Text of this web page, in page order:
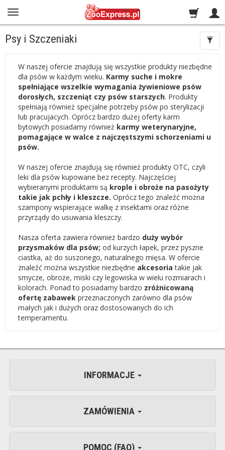
Psy i Szczeniaki
W naszej ofercie znajdują się wszystkie produkty niezbędne
dla psów w każdym wieku. Karmy suche i mokre
spełniające wszelkie wymagania żywieniowe psów
dorosłych, szczeniąt czy psów starszych. Produkty
spełniają również specjalne potrzeby psów po sterylizacji
lub pracujacych. Oprócz bardzo dużej oferty karm
bytowych posiadamy również karmy weterynaryjne,
pomagające w walce z najczęstszymi schorzeniami u
psów.
W naszej ofercie znajdują się również produkty OTC, czyli
leki dla psów kupowane bez recepty. Najczęściej
wybieranymi produktami są krople i obroże na pasożyty
takie jak pchły i kleszcze. Oprócz tego znaleźć można
szampony wspierające walkę z insektami oraz różne
przyrządy do usuwania kleszczy.
Nasza oferta zawiera również bardzo duży wybór
przysmaków dla psów; od kurzych łapek, przez pyszne
ciastka, aż do suszonego, naturalnego mięsa. W ofercie
znaleźć można wszystkie niezbędne akcesoria takie jak
smycze, obroże, miski czy legowiska w wielu rozmiarach i
kolorach. Ponad to posiadamy bardzo zróżnicowaną
ofertę zabawek przeznaczonych zarówno dla psów
małych jak i dużych oraz dostosowanych do ich
temperamentu.
INFORMACJE
ZAMÓWIENIA
POMOC (FAQ)